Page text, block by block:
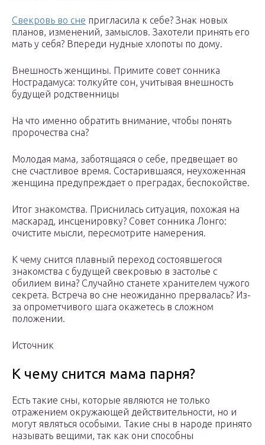
Свекровь во сне пригласила к себе? Знак новых
планов, изменений, замыслов. Захотели принять его
мать у себя? Впереди нудные хлопоты по дому.
Внешность женщины. Примите совет сонника
Нострадамуса: толкуйте сон, учитывая внешность
будущей родственницы
На что именно обратить внимание, чтобы понять
пророчества сна?
Молодая мама, заботящаяся о себе, предвещает во
сне счастливое время. Состарившаяся, неухоженная
женщина предупреждает о преградах, беспокойстве.
Итог знакомства. Приснилась ситуация, похожая на
маскарад, инсценировку? Совет сонника Лонго:
очистите мысли, пересмотрите намерения.
К чему снится плавный переход состоявшегося
знакомства с будущей свекровью в застолье с
обилием вина? Случайно станете хранителем чужого
секрета. Встреча во сне неожиданно прервалась? Из-
за опрометчивого шага окажетесь в сложном
положении.
Источник
К чему снится мама парня?
Есть такие сны, которые являются не только
отражением окружающей действительности, но и
могут являться особыми. Такие сны в народе принято
называть вещими, так как они способны